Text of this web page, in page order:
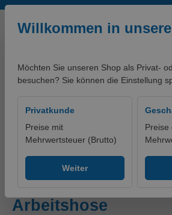
Zum Hauptinhalt springen
Willkommen in
Möchten Sie unseren Shop als Privat-
besuchen? Sie können die Einstellung
Privatkunde
Preise mit
Mehrwertsteuer (Brutto)
Weiter
Preise
BP®
Arbeitshose